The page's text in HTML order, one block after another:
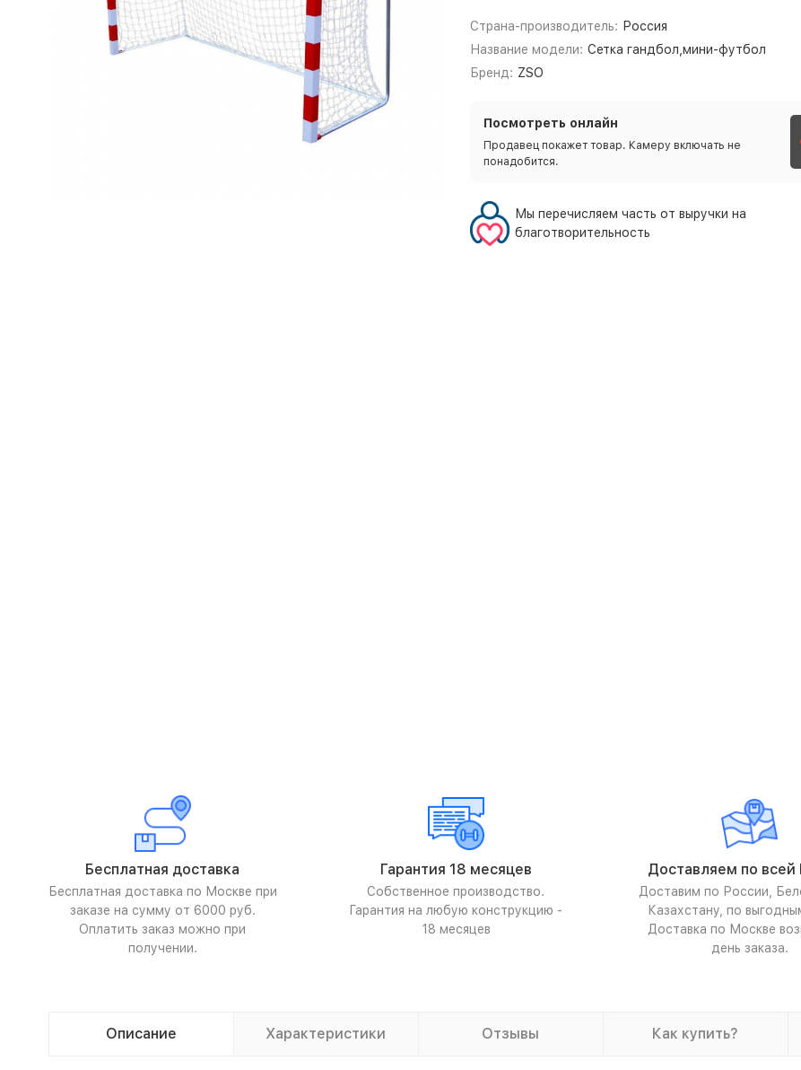
Страна-производитель: Россия
Название модели: Сетка гандбол,мини-футбол
Бренд: ZSO
Посмотреть онлайн
Продавец покажет товар. Камеру включать не
понадобится.
Мы перечисляем часть от выручки на
благотворительность
Бесплатная доставка
Бесплатная доставка по Москве при
заказе на сумму от 6000 руб.
Оплатить заказ можно при
получении.
Гарантия 18 месяцев
Собственное производство.
Гарантия на любую конструкцию -
18 месяцев
Доставляем по всей
Доставим по России,
Казахстану, по
Доставка по Москве
день заказа.
Описание Характеристики Отзывы Как купить?